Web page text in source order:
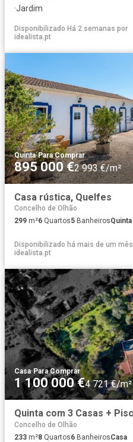
·Jardim
Disponibilizado Há 2 semanas por
idealista.pt
Quinta·Para Comprar
895 000 €2 993 €/m²
Casa rústica, Quelfes
Concelho de Olhão
299 m²6 Quartos5 BanheirosQuinta
Disponibilizado há mais de um mês
idealista.pt
Casa· Para Comprar
1 100 000 €4 721 €/m²
Concelho de Olhão
233 m²8 Quartos6 BanheirosCasa